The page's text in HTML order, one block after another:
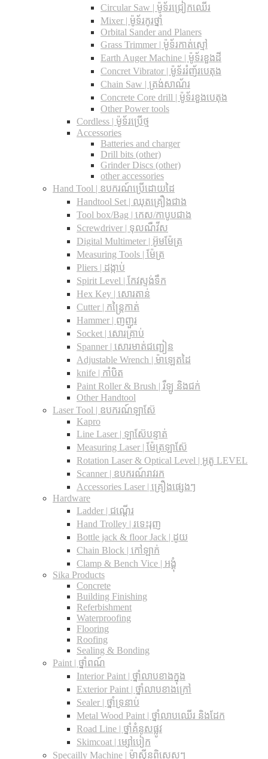
Circular Saw​ | ម៉ូទ័រជ្រៀកឈើរ
Mixer | ម៉ូទ័រកូរថ្នាំ
Orbital Sander and Planers
Grass Trimmer | ម៉ូទ័រកាត់ស្មៅ
Earth Auger Machine | ម៉ូទ័រខួងដី
Concret Vibrator | ម៉ូទ័ររំញ័របេតុង
Chain Saw | ត្រង់សាណ័រ
Concrete Core drill | ម៉ូទ័រខួងបេតុង
Other Power tools
Cordless​ | ម៉ូទ័រប្រើថ្ម
Accessories
Batteries and charger
Drill bits (other)
Grinder Discs (other)
other accessories
Hand Tool | ឧបករណ៍ប្រើដោយដៃ
Handtool Set | ឈុតគ្រឿងជាង
Tool box/Bag | កេស/កាបូបជាង
Screwdriver | ទុលណឺវីស
Digital Multimeter | អ៊ូមម៉ែត្រ
Measuring Tools | ម៉ែត្រ
Pliers | ដង្កាប់
Spirit Level | កែវស្ទង់ទឹក
Hex Key | សោរតាន់
Cutter | កន្រ្តៃកាត់
Hammer | ញញួរ
Socket | សោរគ្រាប់
Spanner |​ សោរមាត់ជញ្ជៀន
Adjustable Wrench |​ ម៉ាឡេតដៃ
knife | កាំបិត
Paint Roller & Brush | រឺឡូ និងជក់
Other Handtool
Laser Tool | ឧបករណ៍ឡាស៊ែ
Kapro
Line Laser | ឡាស៊ែបន្ទាត់
Measuring Laser | ម៉ែត្រឡាស៊ែ
Rotation Laser & Optical Level | អូតូ LEVEL
Scanner | ឧបករណ៍រាវរក
Accessories Laser | គ្រឿងផ្សេងៗ
Hardware
Ladder | ជណ្តើរ
Hand Trolley | រទេះរុញ
Bottle jack & floor Jack​ | ដូយ
Chain Block | កៅឡាក់
Clamp & Bench Vice | អង្គុំ
Sika Products
Concrete
Building Finishing
Referbishment
Waterproofing
Flooring
Roofing
Sealing & Bonding
Paint | ថ្នាំពណ៍
Interior Paint | ថ្នាំលាបខាងក្នុង
Exterior Paint | ថ្នាំលាបខាងក្រៅ
Sealer | ថ្នាំទ្រនាប់
Metal Wood Paint | ថ្នាំលាបឈើរ និងដែក
Road Line | ថ្នាំគំនូសផ្លូវ
Skimcoat | ម្សៅបៀក
Specailly Machine | ម៉ាស៊ីនពិសេសៗ